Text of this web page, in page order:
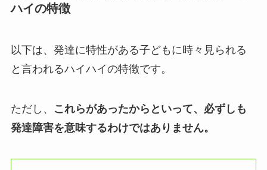
ハイの特徴
以下は、発達に特性がある子どもに時々見られる
と言われるハイハイの特徴です。
ただし、
これらがあったからといって、必ずしも
発達障害を意味するわけではありません。